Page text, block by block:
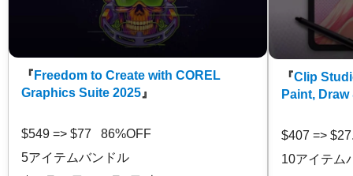
『 Freedom to Create with COREL
Graphics Suite 2025 』
$549 => $77 86%OFF
5アイテムバンドル
『Clip
Paint,
$407 =>
10アイテム